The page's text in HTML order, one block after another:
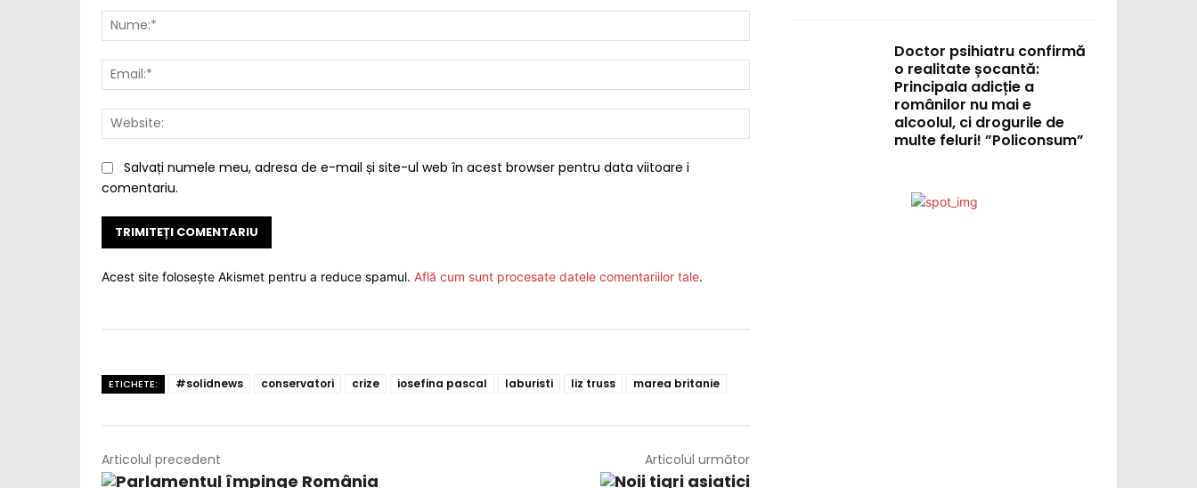
Salvați numele meu, adresa de e-mail și site-ul web în acest browser pentru data viitoare i
comentariu.
Acest site folosește Akismet pentru a reduce spamul. Află cum sunt procesate datele comentariilor tale.
ETICHETE: #solidnews conservatori crize iosefina pascal laburisti liz truss marea britanie
Articolul precedent Articolul următor
Doctor psihiatru confirmă
o realitate șocantă:
Principala adicție a
românilor nu mai e
alcoolul, ci drogurile de
multe feluri! ”Policonsum”